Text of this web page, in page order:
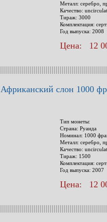
Металл: серебро,
Качество:
Тираж: 3000
Комплектация:
Год выпуска: 2008
Цена: 12
Африканский слон 1000
Тип монеты:
Страна: Руанда
Номинал: 1000
Металл: серебро,
Качество:
Тираж: 1500
Комплектация:
Год выпуска: 2007
Цена: 12